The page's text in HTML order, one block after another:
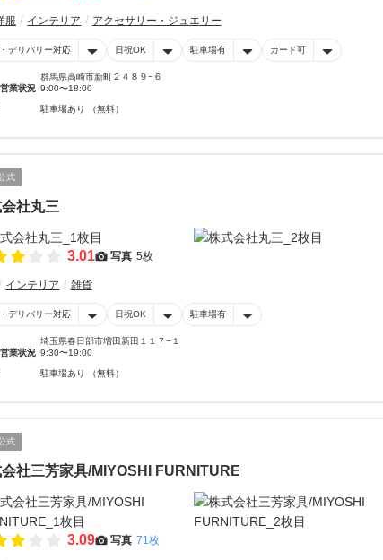
服 インテリア アクセサリー・ジュエリー
デリバリー対応 日祝OK 駐車場有 カード可
群馬県高崎市新町２４８９−６
業状況 9:00〜18:00
駐車場あり （無料）
式
社丸三
3.01 写真 5枚
インテリア 雑貨
デリバリー対応 日祝OK 駐車場有
埼玉県春日部市増田新田１１７−１
業状況 9:30〜19:00
駐車場あり （無料）
式
社三芳家具/MIYOSHI FURNITURE
3.09 写真 71枚